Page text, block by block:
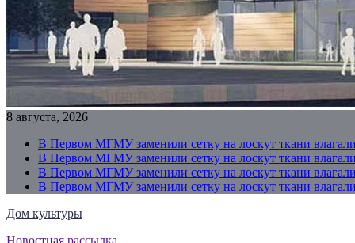
8 августа, 2026
В Первом МГМУ заменили сетку на лоскут ткани
В Первом МГМУ заменили сетку на лоскут ткани
В Первом МГМУ заменили сетку на лоскут ткани
В Первом МГМУ заменили сетку на лоскут ткани
Дом культуры
Новостная рассылка